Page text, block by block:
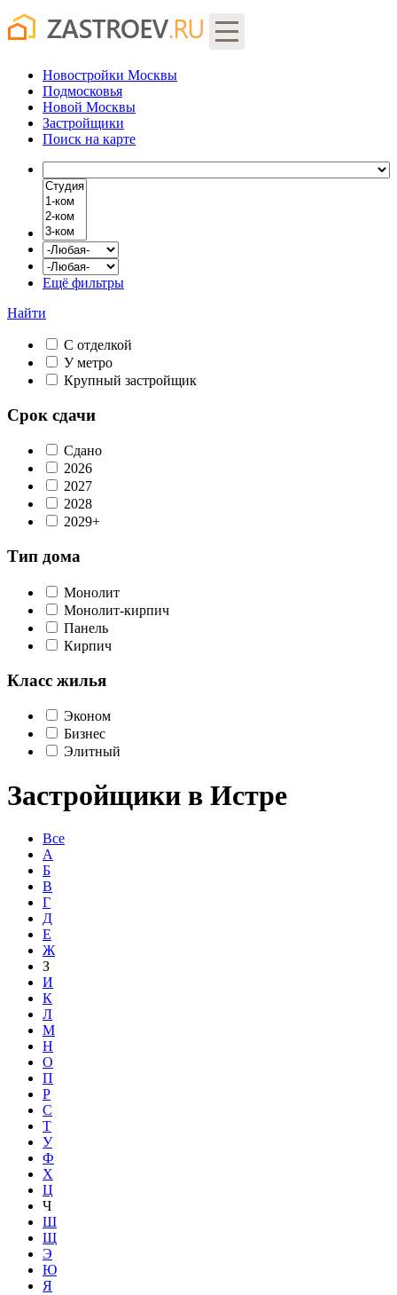
Новостройки Москвы
Подмосковья
Новой Москвы
Застройщики
Поиск на карте
Ещё фильтры
Найти
С отделкой
У метро
Крупный застройщик
Срок сдачи
Сдано
2026
2027
2028
2029+
Тип дома
Монолит
Монолит-кирпич
Панель
Кирпич
Класс жилья
Эконом
Бизнес
Элитный
Застройщики в Истре
Все
А
Б
В
Г
Д
Е
Ж
З
И
К
Л
М
Н
О
П
Р
С
Т
У
Ф
Х
Ц
Ч
Ш
Щ
Э
Ю
Я